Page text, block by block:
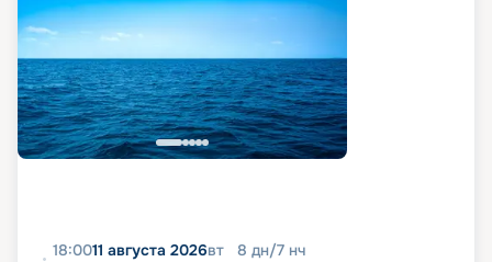
18:0011 августа 2026вт 8 дн/7 нч